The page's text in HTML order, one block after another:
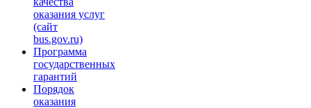
оказания услуг
(сайт
bus.gov.ru)
Программа
государственных
гарантий
Порядок
оказания